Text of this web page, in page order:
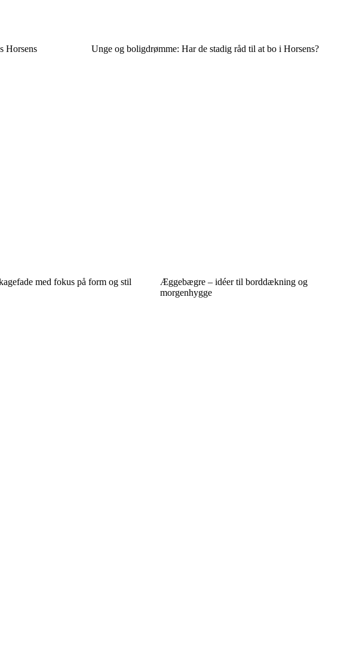
Horsens Unge og boligdrømme: Har de stadig råd til at bo i Horsens?
med fokus på form og stil
Æggebægre – idéer til borddækning og
morgenhygge